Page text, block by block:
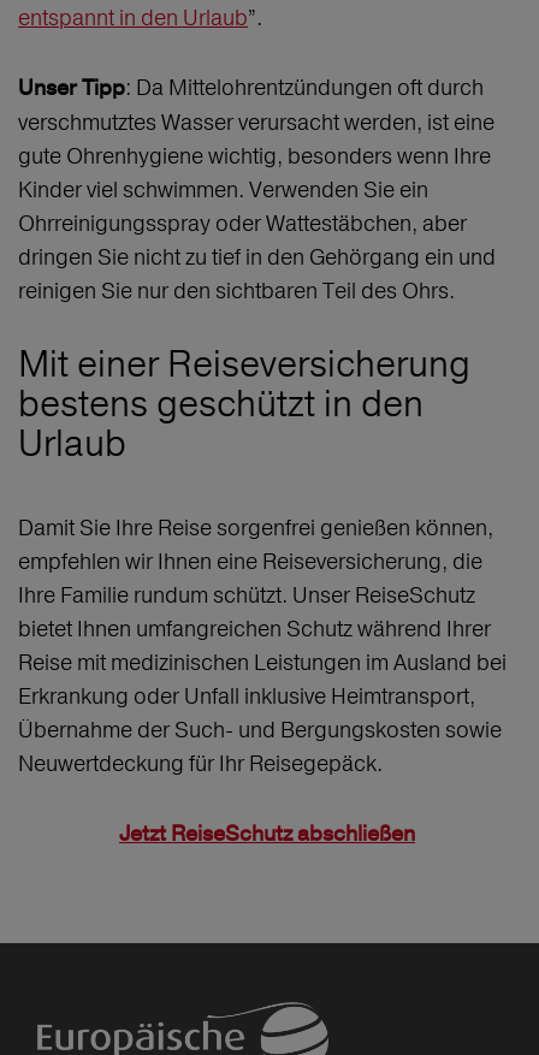
entspannt in den Urlaub”.
Unser Tipp: Da Mittelohrentzündungen oft durch
verschmutztes Wasser verursacht werden, ist eine
gute Ohrenhygiene wichtig, besonders wenn Ihre
Kinder viel schwimmen. Verwenden Sie ein
Ohrreinigungsspray oder Wattestäbchen, aber
dringen Sie nicht zu tief in den Gehörgang ein und
reinigen Sie nur den sichtbaren Teil des Ohrs.
Mit einer Reiseversicherung
bestens geschützt in den
Urlaub
Damit Sie Ihre Reise sorgenfrei genießen können,
empfehlen wir Ihnen eine Reiseversicherung, die
Ihre Familie rundum schützt. Unser ReiseSchutz
bietet Ihnen umfangreichen Schutz während Ihrer
Reise mit medizinischen Leistungen im Ausland bei
Erkrankung oder Unfall inklusive Heimtransport,
Übernahme der Such- und Bergungskosten sowie
Neuwertdeckung für Ihr Reisegepäck.
Jetzt ReiseSchutz abschließen